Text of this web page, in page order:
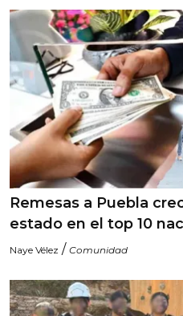
Remesas a Puebla
estado en el top 10
Naye Vélez / Comunidad